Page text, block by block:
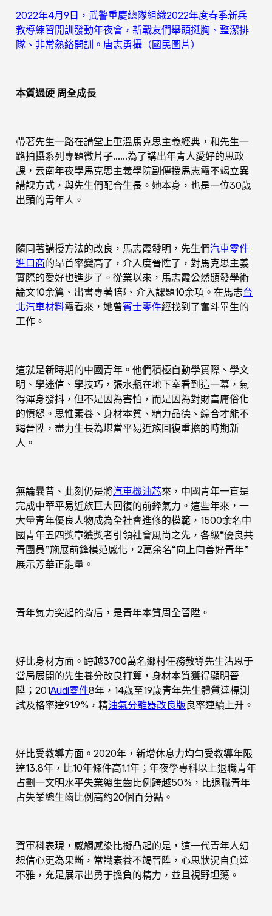
2022年4月9日，武警重慶總隊組織2022年度春季新兵
教導練習開訓發動年夜會，新戰友們舉頭挺胸、整潔排
隊、非常熱絡開訓。唐志勇攝（國民圖片）
本質過硬 周全成長
帶著先生一路在講堂上重溫馬克思主義經典，和先生一
路拍攝系列專題微片子……為了講出年青人愛好的思政
課，云南年夜學馬克思主義學院副傳授馬志霞不竭立異
講課方式，與先生們配合生長。她本身，也是一位30歲
出頭的青年人。
隨同著講授方法的改良，馬志霞發明，先生們汽車零件
進口商的昂首率變高了，介入度晉陞了，對馬克思主義
實際的愛好也進步了。從業以來，馬志霞公然頒發學術
論文10余篇、出書專著1部、介入課題10余項。在馬志台
北汽車材料霞看來，她曾賓士零件經找到了奮斗畢生的
工作。
這就是新時期的中國青年。他們積極自動學實際、學文
明、學迷信、學技巧，張水瓶在地下室看到這一幕，氣
得渾身發抖，但不是因為害怕，而是因為對財富庸俗化
的憤怒。思惟素養、身材本質、精力品德、綜合才能不
竭晉陞，盡力生長為堪當平易近族回復重擔的時期新
人。
無論曩昔、此刻仍是將汽車機油芯來，中國青年一直是
完成中華平易近族巨大回復的前鋒氣力。這些年來，一
大量青年優良人物成為全社會進修的模範，1500余名中
國青年五四獎章獲獎者引領社會風尚之先，各級“優良共
青團員”施展前鋒模范感化，2萬余名“向上向善好青年”
展示芳華正能量。
青年氣力突起的背后，是青年本質周全晉陞。
好比身材方面。跨越3700萬名鄉村任務教導先生沾恩于
當局展開的先生養分改良打算，身材本質獲得顯明晉
陞；201Audi零件8年，14歲至19歲青年先生體質達標測
試及格率達91.9%，精油氣分離器改良版良率連續上升。
好比受教導方面。2020年，新增休息力均勻受教導年限
達13.8年，比10年條件高1.1年；年夜學專科以上退職青年
占劃一文明水平失業總生齒比例跨越50%，比退職青年
占失業總生齒比例高約20個百分點。
賀軍科表現，感觸感染比擬凸起的是，這一代青年人幻
想信心更為果斷，常識素養不竭晉陞，心思狀況自負達
不雅，充足展示出勇于擔負的精力，並且視野坦蕩。